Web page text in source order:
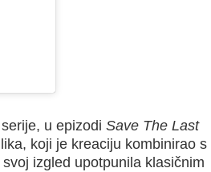
u epizodi Save The Last
koji je kreaciju kombinirao s
izgled upotpunila klasičnim